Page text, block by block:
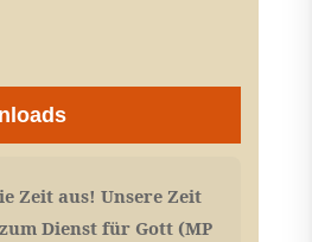
Zeit aus! Unsere Zeit
Dienst für Gott (MP